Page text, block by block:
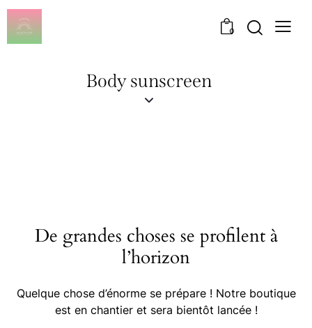
0
Body sunscreen
De grandes choses se profilent à
l’horizon
Quelque chose d’énorme se prépare ! Notre boutique
est en chantier et sera bientôt lancée !